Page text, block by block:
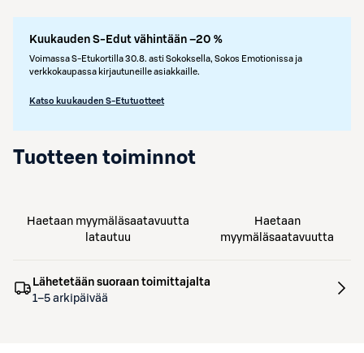
Kuukauden S-Edut vähintään –20 %
Voimassa S-Etukortilla 30.8. asti Sokoksella, Sokos Emotionissa ja
verkkokaupassa kirjautuneille asiakkaille.
Katso kuukauden S-Etutuotteet
Tuotteen toiminnot
Haetaan myymäläsaatavuutta
latautuu
Haetaan
myymäläsaatavuutta
Lähetetään suoraan toimittajalta
1–5 arkipäivää